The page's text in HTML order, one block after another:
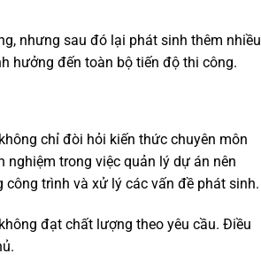
nhưng sau đó lại phát sinh thêm nhiều
hưởng đến toàn bộ tiến độ thi công.
chỉ đòi hỏi kiến thức chuyên môn
trong việc quản lý dự án nên
trình và xử lý các vấn đề phát sinh.
đạt chất lượng theo yêu cầu. Điều